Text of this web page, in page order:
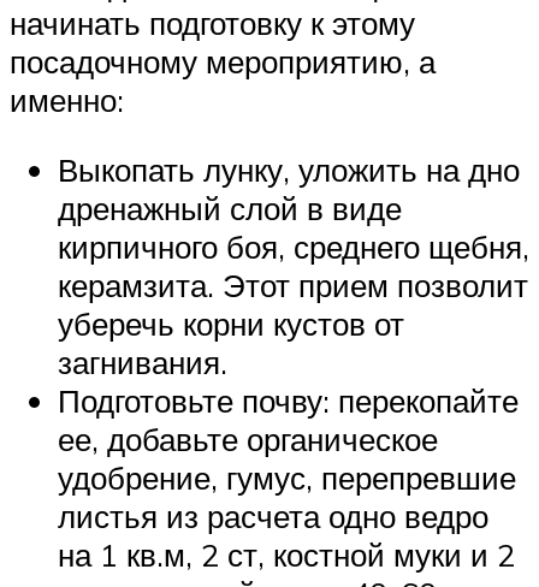
начинать подготовку к этому
посадочному мероприятию, а
именно:
Выкопать лунку, уложить на дно
дренажный слой в виде
кирпичного боя, среднего щебня,
керамзита. Этот прием позволит
уберечь корни кустов от
загнивания.
Подготовьте почву: перекопайте
ее, добавьте органическое
удобрение, гумус, перепревшие
листья из расчета одно ведро
на 1 кв.м, 2 ст, костной муки и 2